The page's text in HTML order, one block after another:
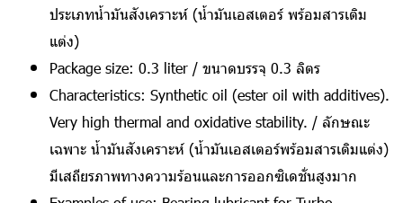
ประเภทน้ำมันสังเคราะห์ (น้ำมันเอสเตอร์ พร้อมสารเติม
แต่ง)
Package size: 0.3 liter / ขนาดบรรจุ 0.3 ลิตร
Characteristics: Synthetic oil (ester oil with additives).
Very high thermal and oxidative stability. / ลักษณะ
เฉพาะ น้ำมันสังเคราะห์ (น้ำมันเอสเตอร์พร้อมสารเติมแต่ง)
มีเสถียรภาพทางความร้อนและการออกซิเดชั่นสูงมาก